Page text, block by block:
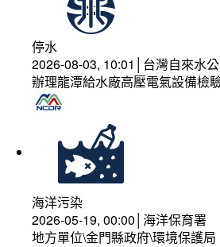
停水
2026-08-03, 10:01│台灣自來水
辦理龍潭給水廠高壓電氣設備檢
海洋污染
2026-05-19, 00:00│海洋保育署
地方單位\金門縣政府\環境保護